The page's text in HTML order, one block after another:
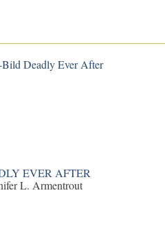
EVER AFTER
L. Armentrout